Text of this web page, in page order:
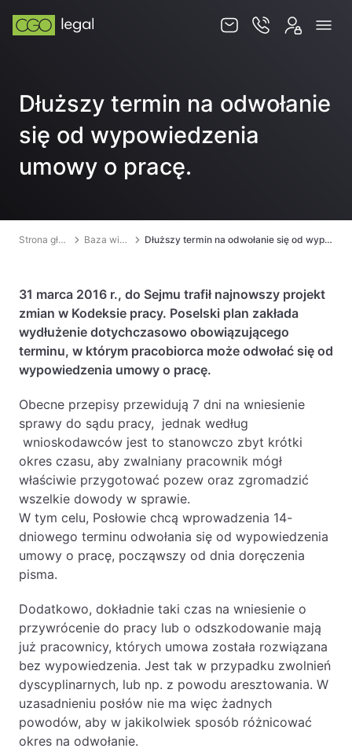
Zespół
Usługi
Obsługa korporacyjna
Spory sądowe
Baza wiedzy
Doradztwo sukcesyjne
Ochrona majątku
Planowanie podatkowe
Restrukturyzacje
Spółki zagraniczne – wsparcie
przedsiębiorców poza granicami RP
Bieżące doradztwo prawne
Bieżące doradztwo prawne dla spółek z
branży IT
Doradztwo podatkowe
Likwidacje i upadłości spółek
Dłuższy termin na odwołanie
się od wypowiedzenia
umowy o pracę.
Strona główna Baza wiedzy Dłuższy termin na odwołanie się od wypowiedzenia umowy o pracę.
31 marca 2016 r., do Sejmu trafił najnowszy projekt
zmian w Kodeksie pracy. Poselski plan zakłada
wydłużenie dotychczasowo obowiązującego
terminu, w którym pracobiorca może odwołać się od
wypowiedzenia umowy o pracę.
Obecne przepisy przewidują 7 dni na wniesienie
sprawy do sądu pracy, jednak według
wnioskodawców jest to stanowczo zbyt krótki
okres czasu, aby zwalniany pracownik mógł
właściwie przygotować pozew oraz zgromadzić
wszelkie dowody w sprawie.
W tym celu, Posłowie chcą wprowadzenia 14-
dniowego terminu odwołania się od wypowiedzenia
umowy o pracę, począwszy od dnia doręczenia
pisma.
Dodatkowo, dokładnie taki czas na wniesienie o
przywrócenie do pracy lub o odszkodowanie mają
już pracownicy, których umowa została rozwiązana
bez wypowiedzenia. Jest tak w przypadku zwolnień
dyscyplinarnych, lub np. z powodu aresztowania. W
uzasadnieniu posłów nie ma więc żadnych
powodów, aby w jakikolwiek sposób różnicować
okres na odwołanie.